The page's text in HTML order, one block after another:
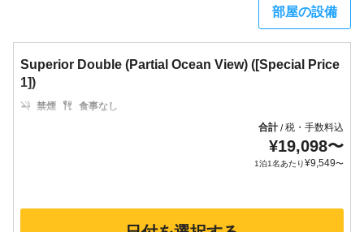
部屋の設備
Superior Double (Partial Ocean View) ([Special Price
1])
禁煙
食事なし
合計/税・手数料込
¥19,098〜
1泊1名あたり¥9,549〜